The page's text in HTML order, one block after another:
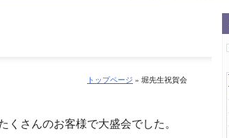
トップページ » 堀先生祝賀会
さんのお客様で大盛会でした。